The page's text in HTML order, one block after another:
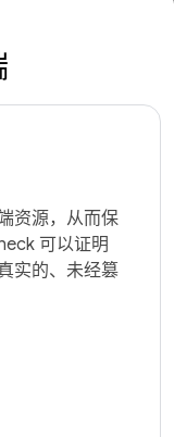
资源，从而保
可以证明
实的、未经篡